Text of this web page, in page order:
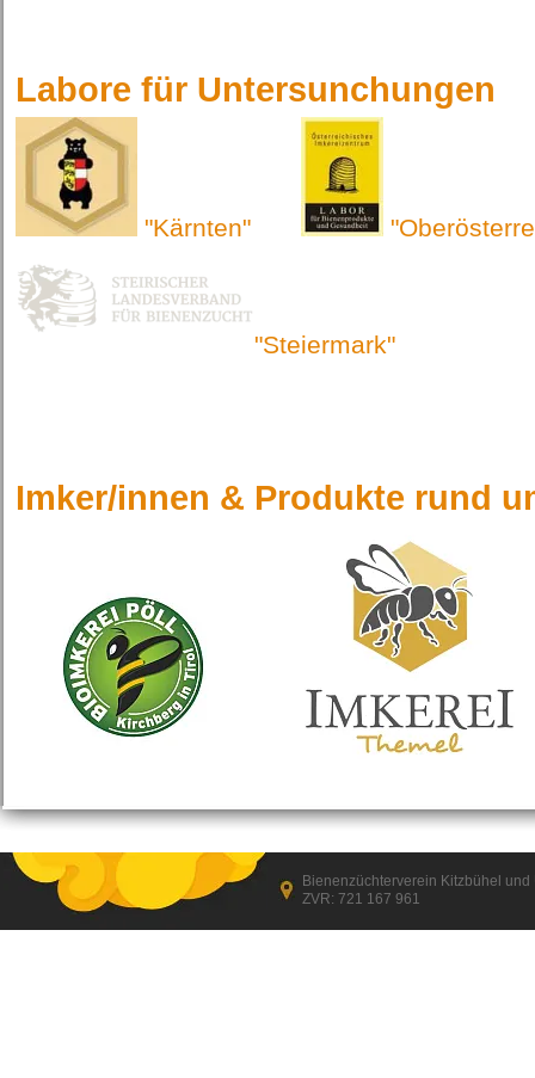
Labore für Untersunchungen
"Kärnten"
"Steiermark"
Imker/innen & Produkte rund
Bienenzüchterverein Kitzbühel und
ZVR: 721 167 961